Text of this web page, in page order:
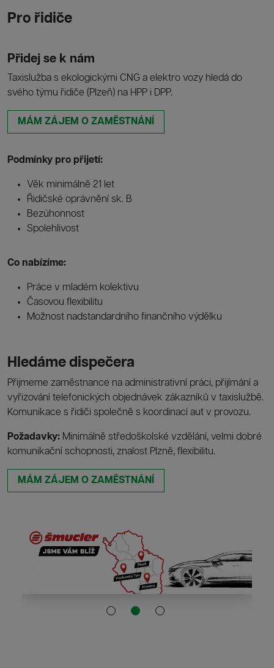
Pro řidiče
Přidej se k nám
Taxislužba s ekologickými CNG a elektro vozy hledá do
svého týmu řidiče (Plzeň) na HPP i DPP.
MÁM ZÁJEM O ZAMĚSTNÁNÍ
Podmínky pro přijetí:
Věk minimálně 21 let
Řidičské oprávnění sk. B
Bezúhonnost
Spolehlivost
Co nabízíme:
Práce v mladém kolektivu
Časovou flexibilitu
Možnost nadstandardního finančního výdělku
Hledáme dispečera
Přijmeme zaměstnance na administrativní práci, přijímání a
vyřizování telefonických objednávek zákazníků v taxislužbě.
Komunikace s řidiči společně s koordinací aut v provozu.
Požadavky: Minimálně středoškolské vzdělání, velmi dobré
komunikační schopnosti, znalost Plzně, flexibilitu.
MÁM ZÁJEM O ZAMĚSTNÁNÍ